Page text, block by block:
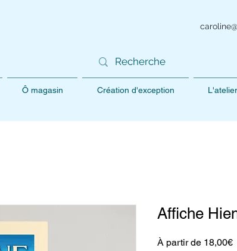
Ô magasin Création d'exception
Affiche
À partir de 18,00€